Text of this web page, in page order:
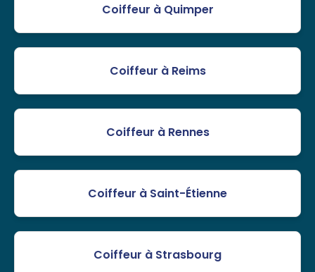
Coiffeur à Quimper
Coiffeur à Reims
Coiffeur à Rennes
Coiffeur à Saint-Étienne
Coiffeur à Strasbourg